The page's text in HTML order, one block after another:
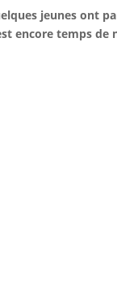
jeunes ont
encore temps de